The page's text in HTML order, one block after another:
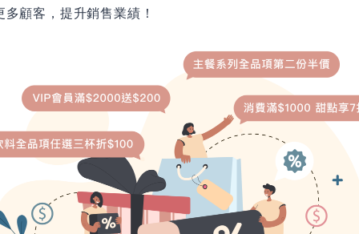
多顧客，提升銷售業績！